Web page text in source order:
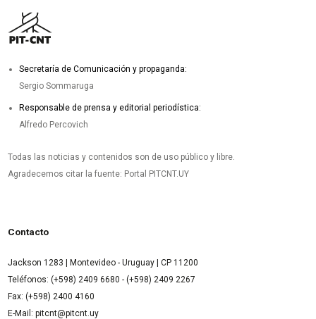
Secretaría de Comunicación y propaganda:
Sergio Sommaruga
Responsable de prensa y editorial periodística:
Alfredo Percovich
Todas las noticias y contenidos son de uso público y libre.
Agradecemos citar la fuente: Portal PITCNT.UY
Contacto
Jackson 1283 | Montevideo - Uruguay | CP 11200
Teléfonos: (+598) 2409 6680 - (+598) 2409 2267
Fax: (+598) 2400 4160
E-Mail: pitcnt@pitcnt.uy